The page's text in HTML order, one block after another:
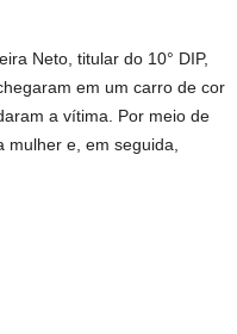
Neto, titular do 10° DIP,
em um carro de cor
a vítima. Por meio de
e, em seguida,